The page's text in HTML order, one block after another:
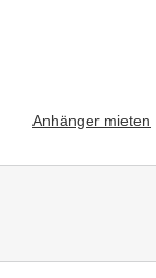
Anhänger mieten